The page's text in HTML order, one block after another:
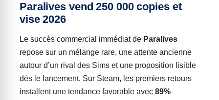
Paralives vend 250 000 copies et
vise 2026
Le succès commercial immédiat de Paralives
repose sur un mélange rare, une attente ancienne
autour d’un rival des Sims et une proposition lisible
dès le lancement. Sur Steam, les premiers retours
installent une tendance favorable avec 89%